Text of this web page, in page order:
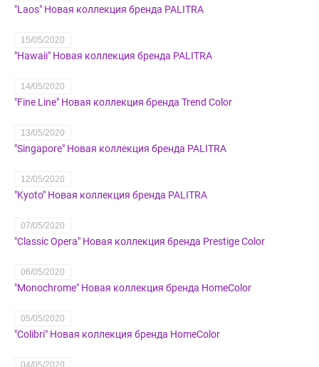
"Laos" Новая коллекция бренда PALITRA
15/05/2020
"Hawaii" Новая коллекция бренда PALITRA
14/05/2020
"Fine Line" Новая коллекция бренда Trend Color
13/05/2020
"Singapore" Новая коллекция бренда PALITRA
12/05/2020
"Kyoto" Новая коллекция бренда PALITRA
07/05/2020
"Classic Opera" Новая коллекция бренда Prestige Color
06/05/2020
"Monochrome" Новая коллекция бренда HomeColor
05/05/2020
"Colibri" Новая коллекция бренда HomeColor
04/05/2020